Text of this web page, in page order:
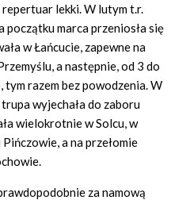
lekki. W lutym t.r.
początku marca przeniosła się
w Łańcucie, zapewne na
a następnie, od 3 do
razem bez powodzenia. W
wyjechała do zaboru
wielokrotnie w Solcu, w
a na przełomie
za namową